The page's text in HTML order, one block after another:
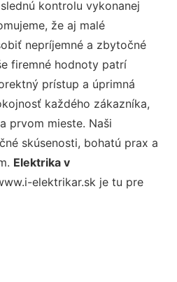
kontrolu vykonanej
že aj malé
nepríjemné a zbytočné
firemné hodnoty patrí
prístup a úprimná
každého zákazníka,
prvom mieste. Naši
skúsenosti, bohatú prax a
Elektrika v
elektrikar.sk je tu pre